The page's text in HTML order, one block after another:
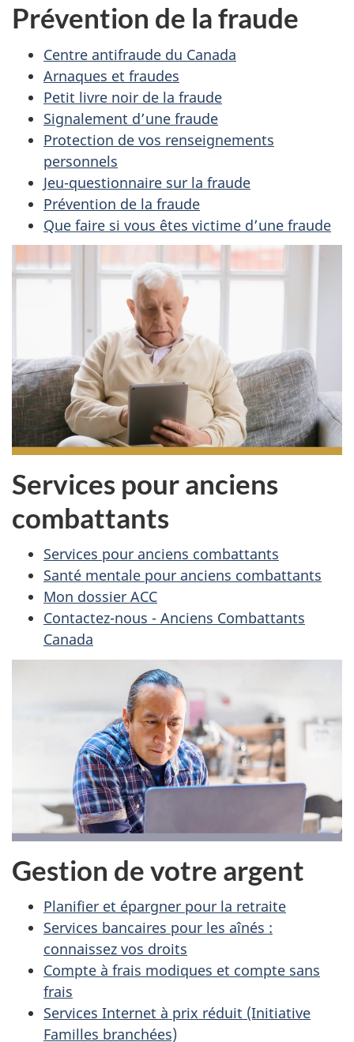
Prévention de la fraude
Centre antifraude du Canada
Arnaques et fraudes
Petit livre noir de la fraude
Signalement d’une fraude
Protection de vos renseignements
personnels
Jeu-questionnaire sur la fraude
Prévention de la fraude
Que faire si vous êtes victime d’une fraude
Services pour anciens
combattants
Services pour anciens combattants
Santé mentale pour anciens combattants
Mon dossier ACC
Contactez-nous - Anciens Combattants
Canada
Gestion de votre argent
Planifier et épargner pour la retraite
Services bancaires pour les aînés :
connaissez vos droits
Compte à frais modiques et compte sans
frais
Services Internet à prix réduit (Initiative
Familles branchées)